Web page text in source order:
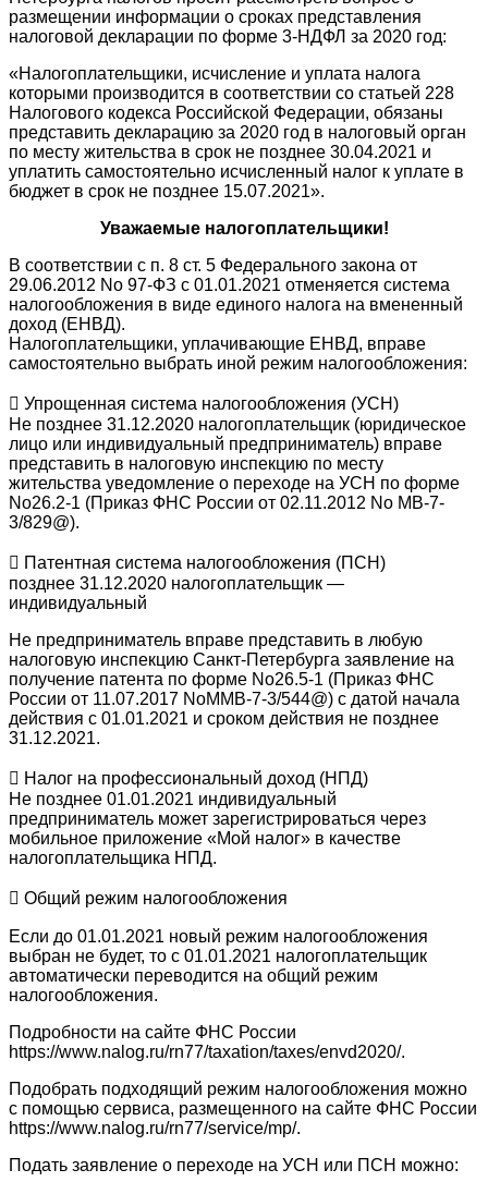
размещении информации о сроках представления
налоговой декларации по форме 3-НДФЛ за 2020 год:
«Налогоплательщики, исчисление и уплата налога
которыми производится в соответствии со статьей 228
Налогового кодекса Российской Федерации, обязаны
представить декларацию за 2020 год в налоговый орган
по месту жительства в срок не позднее 30.04.2021 и
уплатить самостоятельно исчисленный налог к уплате в
бюджет в срок не позднее 15.07.2021».
Уважаемые налогоплательщики!
В соответствии с п. 8 ст. 5 Федерального закона от
29.06.2012 No 97-ФЗ с 01.01.2021 отменяется система
налогообложения в виде единого налога на вмененный
доход (ЕНВД).
Налогоплательщики, уплачивающие ЕНВД, вправе
самостоятельно выбрать иной режим налогообложения:
 Упрощенная система налогообложения (УСН)
Не позднее 31.12.2020 налогоплательщик (юридическое
лицо или индивидуальный предприниматель) вправе
представить в налоговую инспекцию по месту
жительства уведомление о переходе на УСН по форме
No26.2-1 (Приказ ФНС России от 02.11.2012 No МВ-7-
3/829@).
 Патентная система налогообложения (ПСН)
позднее 31.12.2020 налогоплательщик —
индивидуальный
Не предприниматель вправе представить в любую
налоговую инспекцию Санкт-Петербурга заявление на
получение патента по форме No26.5-1 (Приказ ФНС
России от 11.07.2017 NoММВ-7-3/544@) с датой начала
действия с 01.01.2021 и сроком действия не позднее
31.12.2021.
 Налог на профессиональный доход (НПД)
Не позднее 01.01.2021 индивидуальный
предприниматель может зарегистрироваться через
мобильное приложение «Мой налог» в качестве
налогоплательщика НПД.
 Общий режим налогообложения
Если до 01.01.2021 новый режим налогообложения
выбран не будет, то с 01.01.2021 налогоплательщик
автоматически переводится на общий режим
налогообложения.
Подробности на сайте ФНС России
https://www.nalog.ru/rn77/taxation/taxes/envd2020/.
Подобрать подходящий режим налогообложения можно
с помощью сервиса, размещенного на сайте ФНС России
https://www.nalog.ru/rn77/service/mp/.
Подать заявление о переходе на УСН или ПСН можно: